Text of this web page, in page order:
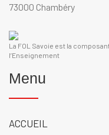
73000 Chambéry
La FOL Savoie est la
l’Enseignement
Menu
ACCUEIL